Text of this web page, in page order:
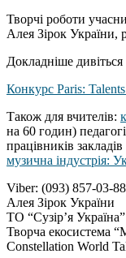
Творчі роботи
Алея Зірок України,
Докладніше
Конкурс Paris:
Також для вчителів:
на 60 годин)
працівників
музична індустрія:
Viber: (093) 857-03-88
Алея Зірок України
ТО “Сузір’я Україна”
Творча екосистема
Constellation World